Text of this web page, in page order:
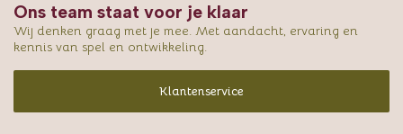
Ons team staat voor je klaar
Wij denken graag met je mee. Met aandacht, ervaring en
kennis van spel en ontwikkeling.
Klantenservice